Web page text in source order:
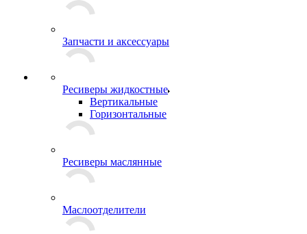
Запчасти и аксессуары
Ресиверы жидкостные
Вертикальные
Горизонтальные
Ресиверы маслянные
Маслоотделители